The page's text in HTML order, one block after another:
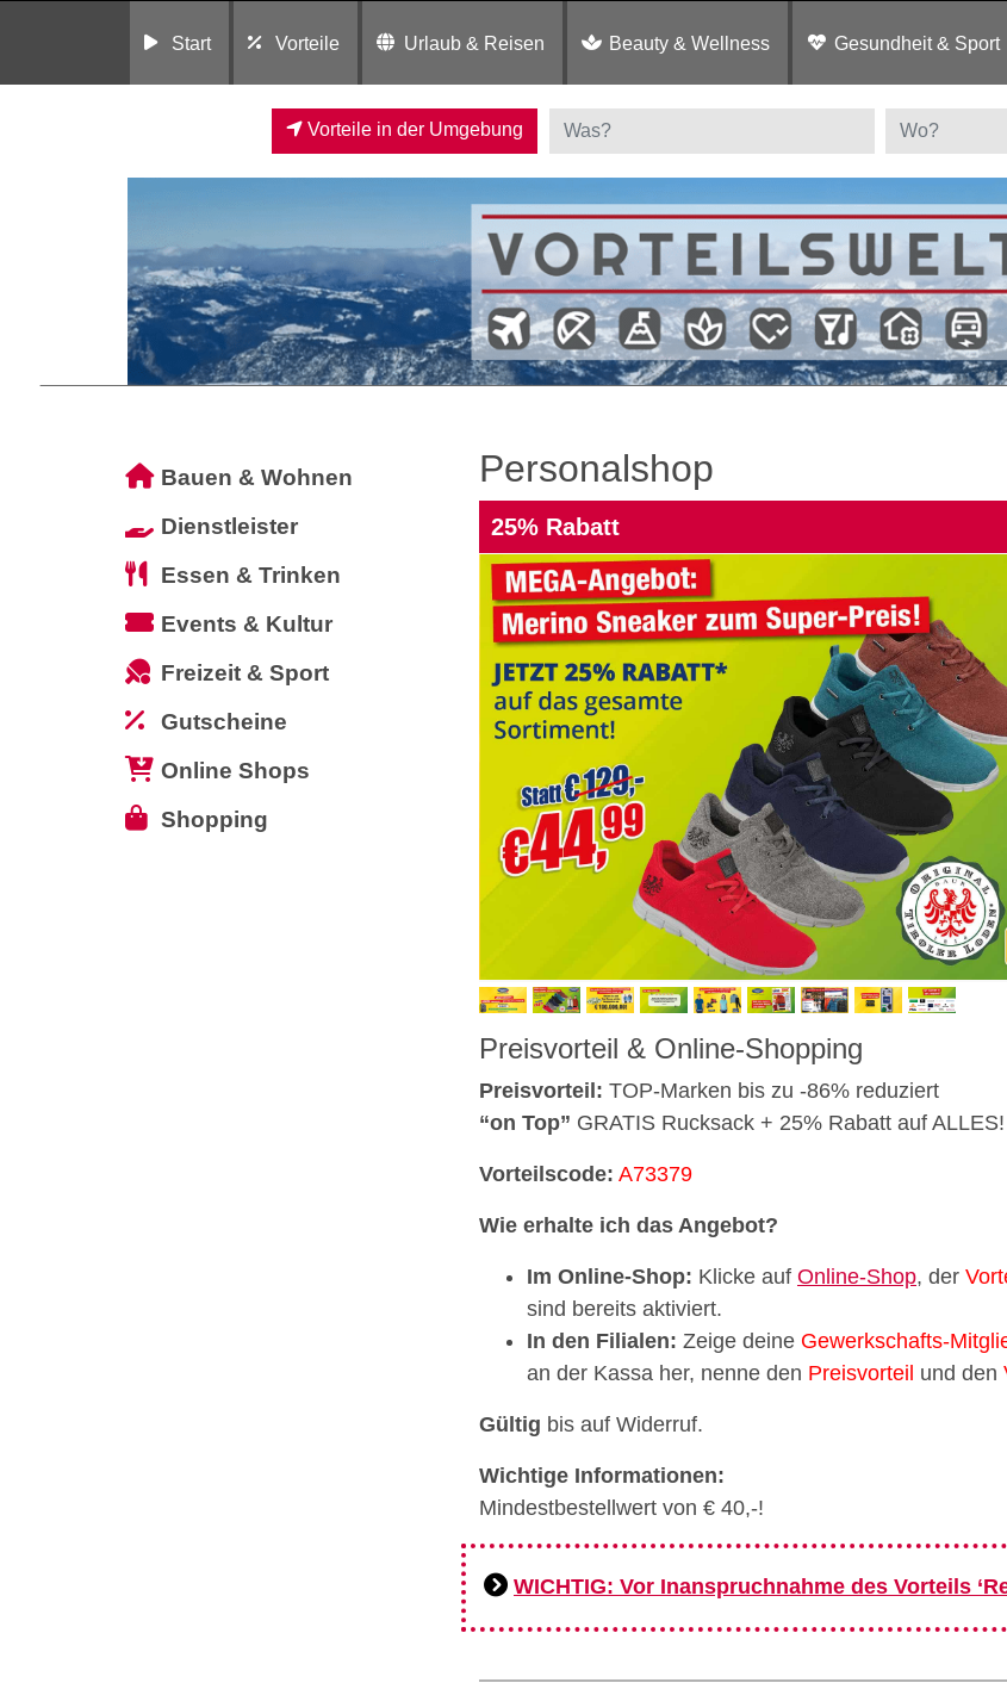
Start Vorteile Urlaub & Reisen Beauty & Wellness Gesundheit & Sport
Vorteile in der Umgebung
Bauen & Wohnen
Dienstleister
Essen & Trinken
Events & Kultur
Freizeit & Sport
Gutscheine
Online Shops
Shopping
Personalshop
25% Rabatt
Preisvorteil & Online-Shopping
Preisvorteil: TOP-Marken bis zu -86% reduziert
“on Top” GRATIS Rucksack + 25% Rabatt auf ALLES!
Vorteilscode: A73379
Wie erhalte ich das Angebot?
Im Online-Shop: Klicke auf Online-Shop, der
sind bereits aktiviert.
In den Filialen: Zeige deine Gewerkschafts-
an der Kassa her, nenne den Preisvorteil und den
Gültig bis auf Widerruf.
Wichtige Informationen:
Mindestbestellwert von € 40,-!
WICHTIG: Vor Inanspruchnahme des Vorteils